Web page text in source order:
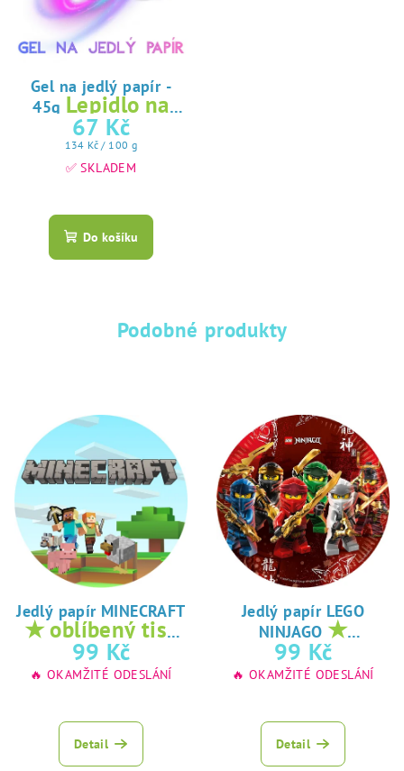
Gel na jedlý papír -
45g Lepidlo na
jedlý papír
67 Kč
Měrná
cena:
134 Kč / 100 g
✅ SKLADEM
hodnocení
produktu
hvězdiček.
Do košíku
Podobné produkty
Jedlý papír MINECRAFT
★ oblíbený tisk
na jedlý papír
99 Kč
🔥 OKAMŽITÉ ODESLÁNÍ
Detail
Jedlý papír LEGO
NINJAGO ★
oblíbený tisk na
jedlý papír
99 Kč
🔥 OKAMŽITÉ ODESLÁNÍ
Detail